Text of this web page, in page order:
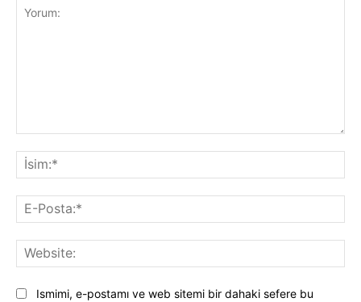
Ismimi, e-postamı ve web sitemi bir dahaki sefere bu